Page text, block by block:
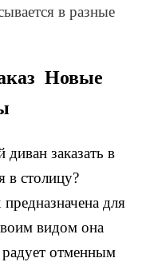
в разные
Новые
заказать в
в столицу?
для
видом она
радует отменным